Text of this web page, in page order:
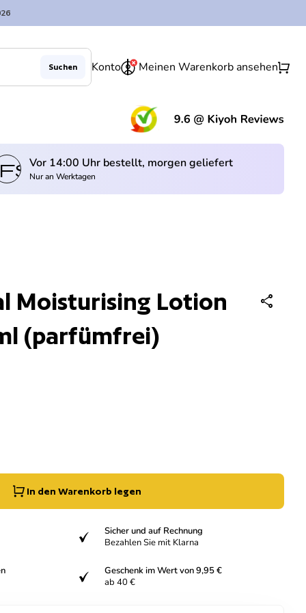
Suchen Konto Meinen Warenkorb ansehenshopping_cart
Vor 14:00 Uhr bestellt, morgen geliefert
Nur an Werktagen
Moisturising Lotion
(parfümfrei)
share
der Menge für
erhöhen für
In den Warenkorb legen
verifiziert
Sicher und auf Rechnung
Bezahlen Sie mit Klarna
Geschenk im Wert von 9,95 €
ab 40 €